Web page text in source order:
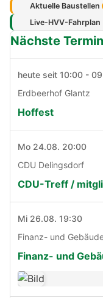
Aktuelle Baustellen
Live-HVV-Fahrplan
Nächste
heute seit 10:00 -
Erdbeerhof Glantz
Hoffest
Mo 24.08. 20:00
CDU Delingsdorf
CDU-Treff /
Mi 26.08. 19:30
Finanz- und
Finanz- und